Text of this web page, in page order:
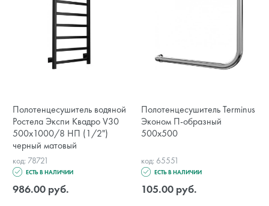
Полотенцесушитель водяной
Ростела Экспи Квадро V30
500х1000/8 НП (1/2")
черный матовый
код: 78721
ЕСТЬ В НАЛИЧИИ
986.00 руб.
Полотенцесушитель Terminus
Эконом П-образный
500x500
код: 65551
ЕСТЬ В НАЛИЧИИ
105.00 руб.